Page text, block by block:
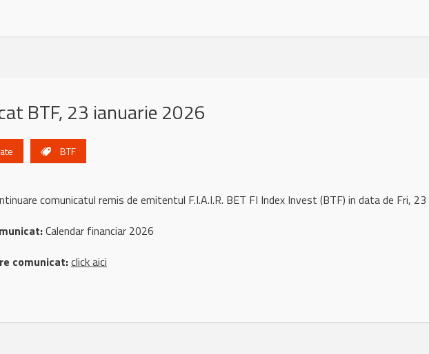
BTF, 23 ianuarie 2026
BTF
comunicatul remis de emitentul F.I.A.I.R. BET FI Index Invest (BTF) in data de Fri,
Calendar financiar 2026
comunicat:click aici